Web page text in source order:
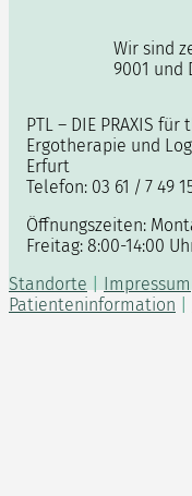
Wir sind
9001 und
PTL – DIE PRAXIS
Ergotherapie und
Erfurt
Telefon: 03 61 / 7 49
Öffnungszeiten:
Freitag: 8:00-14:00
Standorte
Impressum
Patienteninformation